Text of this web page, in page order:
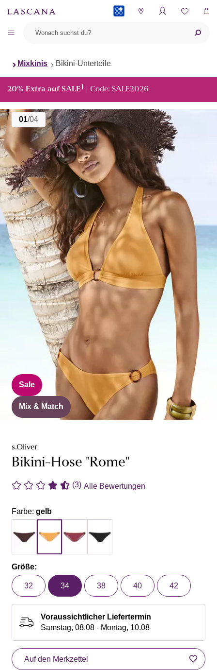
Mixkinis Bikini-Unterteile
20% Extra auf SALE1 | Code: SALE2026
01/04
Sale
Mix & Match
s.Oliver
Bikini-Hose "Rome"
(3) Alle Bewertungen
Farbe: gelb
Größe:
32 34 38 40 42
Voraussichtlicher Liefertermin
Samstag, 08.08 - Montag, 10.08
Auf den Merkzettel